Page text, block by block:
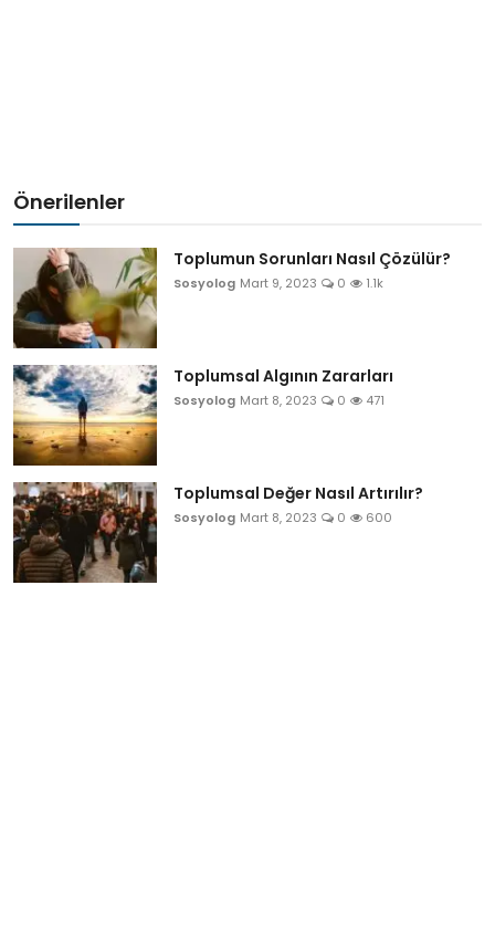
Önerilenler
Toplumun Sorunları Nasıl Çözülür?
Sosyolog Mart 9, 2023 0 1.1k
Toplumsal Algının Zararları
Sosyolog Mart 8, 2023 0 471
Toplumsal Değer Nasıl Artırılır?
Sosyolog Mart 8, 2023 0 600